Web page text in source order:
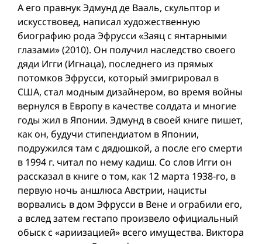
А его правнук Эдмунд де Вааль, скульптор и
искусствовед, написал художественную
биографию рода Эфрусси «Заяц с янтарными
глазами» (2010). Он получил наследство своего
дяди Игги (Игнаца), последнего из прямых
потомков Эфрусси, который эмигрировал в
США, стал модным дизайнером, во время вой­ны
вернулся в Европу в качестве солдата и многие
годы жил в Японии. Эдмунд в своей книге пишет,
как он, будучи стипендиатом в Японии,
подружился там с дядюшкой, а после его смерти
в 1994 г. читал по нему кадиш. Со слов Игги он
рассказал в книге о том, как 12 марта 1938-го, в
первую ночь аншлюса Австрии, нацисты
ворвались в дом Эфрусси в Вене и ограбили его,
а вслед затем гестапо произвело официальный
обыск с «ариизацией» всего имущества. Виктора